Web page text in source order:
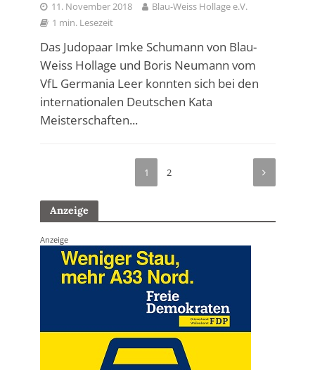
11. November 2018
Blau-Weiss Hollage e.V.
1 min. Lesezeit
Das Judopaar Imke Schumann von Blau-
Weiss Hollage und Boris Neumann vom
VfL Germania Leer konnten sich bei den
internationalen Deutschen Kata
Meisterschaften...
1 2
Anzeige
Anzeige